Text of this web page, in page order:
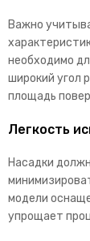
Важно
необходимо
широкий угол
площадь
Легкость
Насадки
модели
упрощает